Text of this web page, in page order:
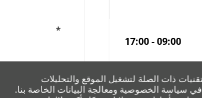
ذات الصلة لتشغيل الموقع والتحليلات
سياسة الخصوصية ومعالجة البيانات الخاصة بنا.
09:00
-
17:00
09:00
-
17:00
09:00
-
17:00
*